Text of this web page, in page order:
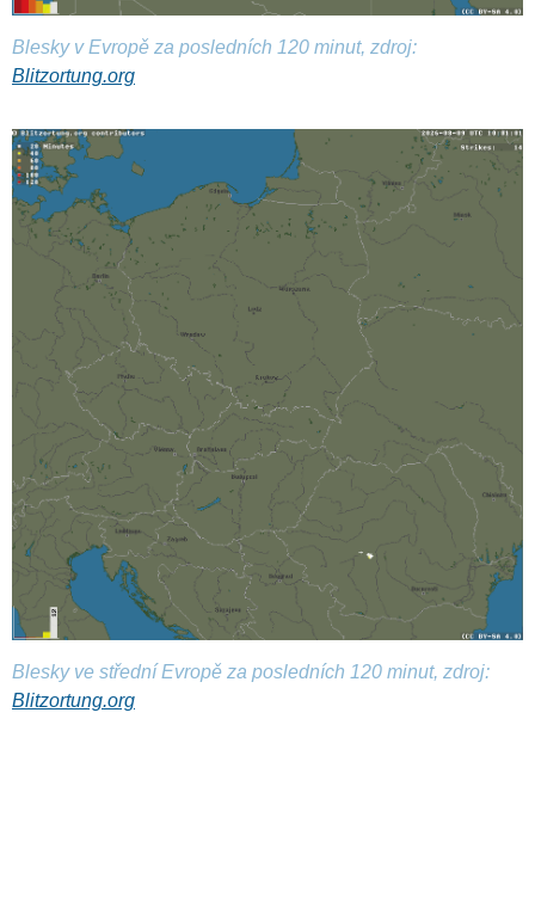
Blesky v Evropě za posledních 120 minut, zdroj:
Blitzortung.org
Blesky ve střední Evropě za posledních 120 minut, zdroj:
Blitzortung.org